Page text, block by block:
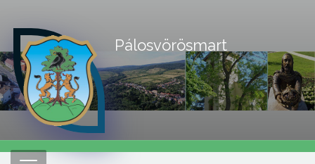
Pálosvörösmart